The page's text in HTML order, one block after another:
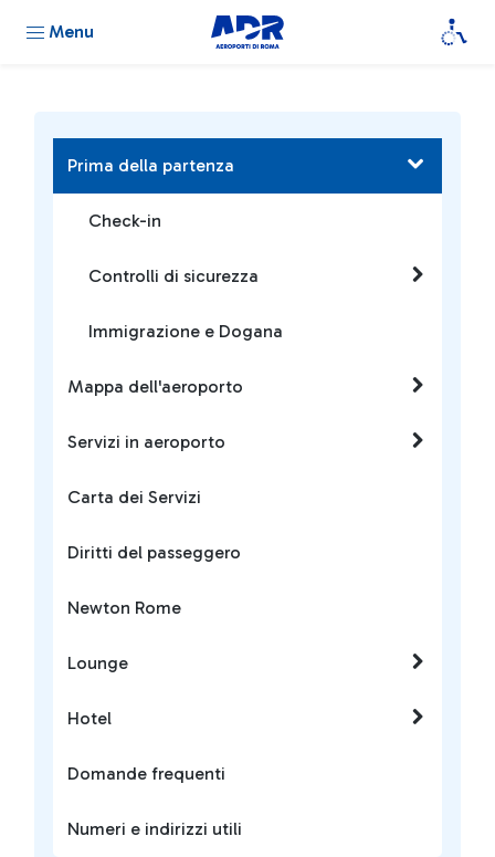
Menu
Prima della partenza
Check-in
Controlli di sicurezza
Immigrazione e Dogana
Mappa dell'aeroporto
Servizi in aeroporto
Carta dei Servizi
Diritti del passeggero
Newton Rome
Lounge
Hotel
Domande frequenti
Numeri e indirizzi utili